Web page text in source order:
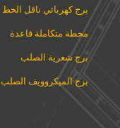
برج كهربائي ناقل الخط
محطة متكاملة قاعدة
برج شعرية الصلب
برج الميكروويف الصلب